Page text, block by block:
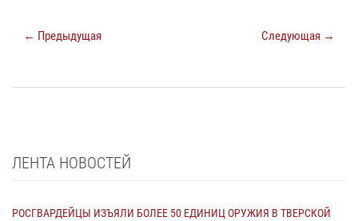
← Предыдущая Следующая →
ЛЕНТА НОВОСТЕЙ
РОСГВАРДЕЙЦЫ ИЗЪЯЛИ БОЛЕЕ 50 ЕДИНИЦ ОРУЖИЯ В ТВЕРСКОЙ